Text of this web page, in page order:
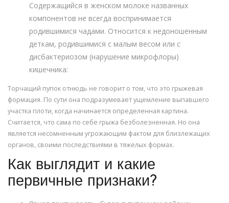
Содержащийся в женском молоке названных
компонентов не всегда воспринимается
родившимися чадами. Относится к недоношенным
деткам, родившимися с малым весом или с
дисбактериозом (нарушение микрофлоры)
кишечника:
Торчащий пупок отнюдь не говорит о том, что это грыжевая
формация. По сути она подразумевает ущемление выпавшего
участка плоти, когда начинается определенная картина.
Считается, что сама по себе грыжа безболезненная. Но она
является несомненным угрожающим фактом для близлежащих
органов, своими последствиями в тяжелых формах.
Как выглядит и какие
первичные признаки?